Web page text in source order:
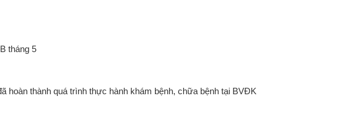
tháng 5
hoàn thành quá trình thực hành khám bệnh, chữa bệnh tại BVĐK